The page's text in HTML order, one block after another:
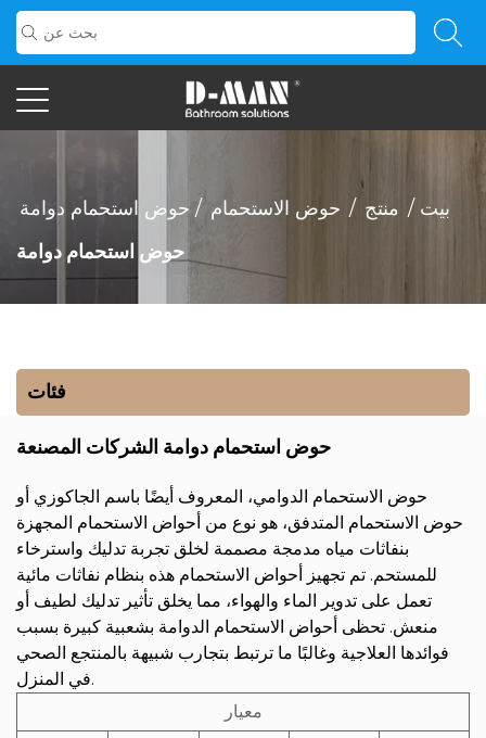
بيت / منتج / حوض الاستحمام / حوض استحمام دوامة
حوض استحمام دوامة
فئات
حوض استحمام دوامة الشركات المصنعة
حوض الاستحمام الدوامي، المعروف أيضًا باسم الجاكوزي أو
حوض الاستحمام المتدفق، هو نوع من أحواض الاستحمام المجهزة
بنفاثات مياه مدمجة مصممة لخلق تجربة تدليك واسترخاء
للمستحم. تم تجهيز أحواض الاستحمام هذه بنظام نفاثات مائية
تعمل على تدوير الماء والهواء، مما يخلق تأثير تدليك لطيف أو
منعش. تحظى أحواض الاستحمام الدوامة بشعبية كبيرة بسبب
فوائدها العلاجية وغالبًا ما ترتبط بتجارب شبيهة بالمنتجع الصحي
في المنزل.
معيار